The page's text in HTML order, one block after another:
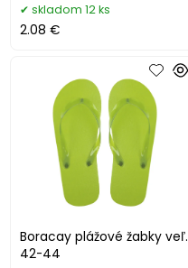
skladom 12 ks
2.08 €
Boracay plážové žabky veľ.
42-44